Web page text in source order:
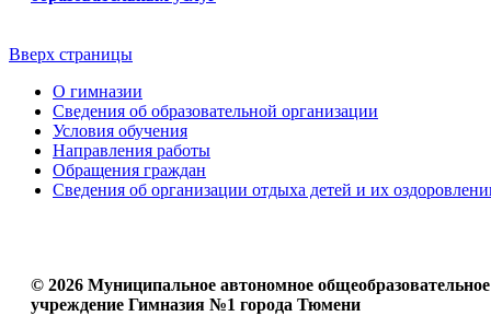
Вверх страницы
О гимназии
Сведения об образовательной организации
Условия обучения
Направления работы
Обращения граждан
Сведения об организации отдыха детей и их
© 2026 Муниципальное автономное общеобразовательное
учреждение Гимназия №1 города Тюмени